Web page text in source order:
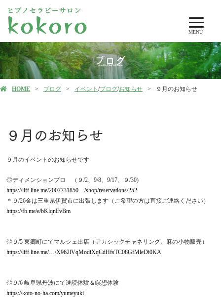
MENU
ブログ
HOME ブログ イベント /ブログ/お知らせ ９月のお知らせ
９月のお知らせ
９月のイベントのお知らせです
◎ディメンションプロ （９/2、9/8、9/17、９/30)
https://liff.line.me/2007731850…/shop/reservations/252
＊９/26金は三重県伊賀市に出張します（ご希望の方は直接ご連絡ください）
https://fb.me/e/bKlqnEvBm
◎９/5 東郷町にてマルシェ出店（アカシックチャネリング、麻の小物販売）
https://liff.line.me/…/X962lVqModiXqCdHfsTC08GfMleDi0KA
◎９/6 岐阜県丹波にて速読体験＆瞑想体験
https://koto-no-ha.com/yumeyuki